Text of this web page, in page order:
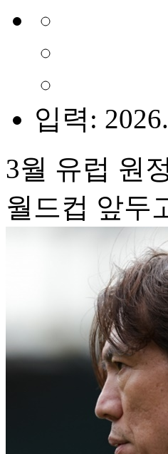
입력:
3월 유럽 원
월드컵 앞두